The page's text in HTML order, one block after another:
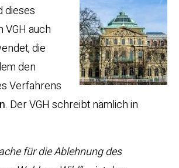
dieses
auch
die
den
Verfahrens
. Der VGH schreibt nämlich in
für die Ablehnung des